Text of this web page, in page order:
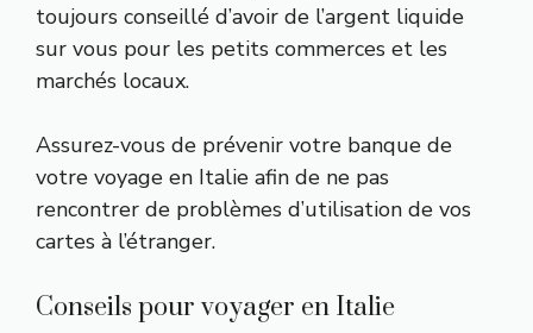
toujours conseillé d’avoir de l’argent liquide
sur vous pour les petits commerces et les
marchés locaux.
Assurez-vous de prévenir votre banque de
votre voyage en Italie afin de ne pas
rencontrer de problèmes d’utilisation de vos
cartes à l’étranger.
Conseils pour voyager en Italie